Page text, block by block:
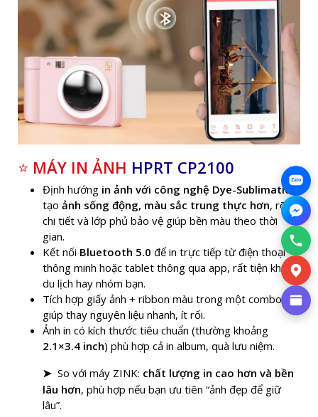
⭐ MÁY IN ẢNH HPRT CP2100
Định hướng in ảnh với công nghệ Dye-Sublimation:
tạo ảnh sống động, màu sắc trung thực hơn, rõ
chi tiết và lớp phủ bảo vệ giúp bền màu theo thời
gian.
Kết nối Bluetooth 5.0 để in trực tiếp từ điện thoại
thông minh hoặc tablet thông qua app, rất tiện khi đi
du lịch hay nhóm bạn.
Tích hợp giấy ảnh + ribbon màu trong một combo →
giúp thay nguyên liệu nhanh, ít rối.
Ảnh in có kích thước tiêu chuẩn (thường khoảng
2.1×3.4 inch) phù hợp cả in album, quà lưu niệm.
➤ So với máy ZINK: chất lượng in cao hơn và bền
lâu hơn, phù hợp nếu bạn ưu tiên “ảnh đẹp để giữ
lâu”.
Zalo